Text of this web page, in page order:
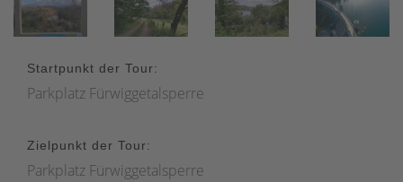
Startpunkt der Tour:
Parkplatz Fürwiggetalsperre
Zielpunkt der Tour:
Parkplatz Fürwiggetalsperre